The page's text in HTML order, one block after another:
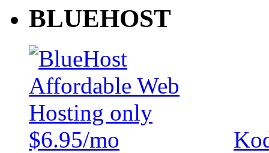
BLUEHOST